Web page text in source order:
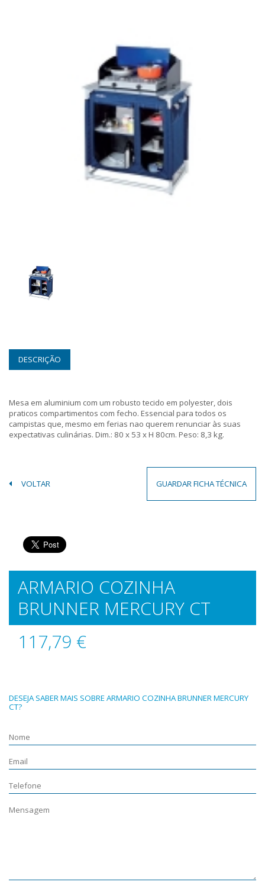
DESCRIÇÃO
Mesa em aluminium com um robusto tecido em polyester, dois
praticos compartimentos com fecho. Essencial para todos os
campistas que, mesmo em ferias nao querem renunciar às suas
expectativas culinárias. Dim.: 80 x 53 x H 80cm. Peso: 8,3 kg.
VOLTAR GUARDAR FICHA TÉCNICA
ARMARIO COZINHA
BRUNNER MERCURY CT
117,79 €
DESEJA SABER MAIS SOBRE ARMARIO COZINHA BRUNNER MERCURY
CT?